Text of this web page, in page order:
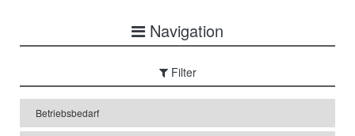
Navigation
Filter
Betriebsbedarf